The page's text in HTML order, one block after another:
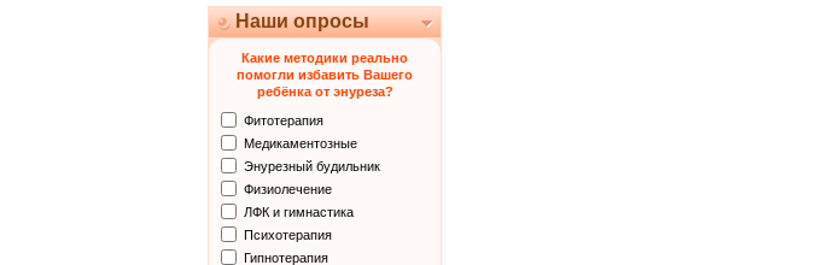
Наши опросы
Какие методики реально
помогли избавить Вашего
ребёнка от энуреза?
Фитотерапия
Медикаментозные
Энурезный будильник
Физиолечение
ЛФК и гимнастика
Психотерапия
Гипнотерапия